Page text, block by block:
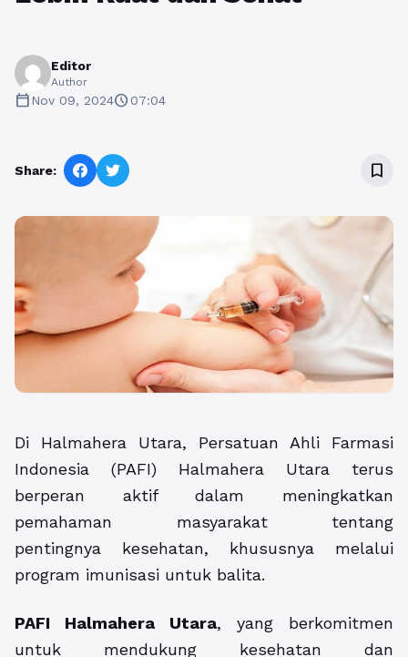
Editor
Author
calendar_todayNov 09, 2024schedule07:04
Share: bookmark_border
Di Halmahera Utara, Persatuan Ahli Farmasi
Indonesia (PAFI) Halmahera Utara terus
berperan aktif dalam meningkatkan
pemahaman masyarakat tentang
pentingnya kesehatan, khususnya melalui
program imunisasi untuk balita.
PAFI Halmahera Utara, yang berkomitmen
untuk mendukung kesehatan dan